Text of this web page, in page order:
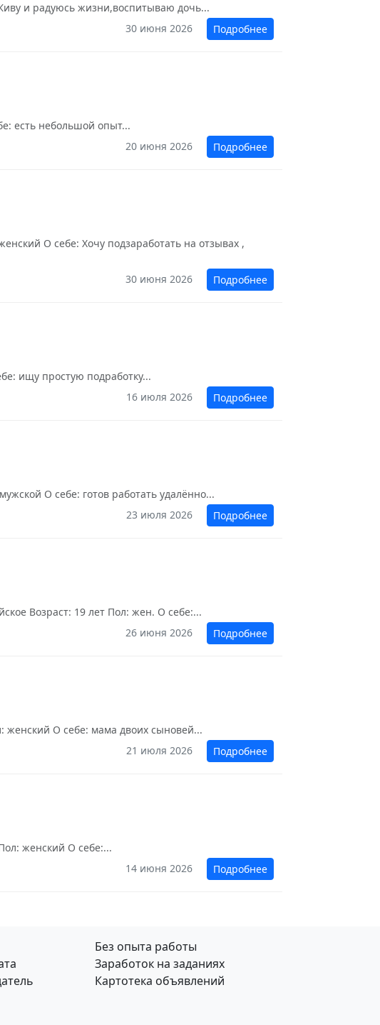
и радуюсь жизни,воспитываю дочь...
30 июня 2026
Подробнее
есть небольшой опыт...
20 июня 2026
Подробнее
О себе: Хочу подзаработать на отзывах ,
30 июня 2026
Подробнее
ищу простую подработку...
16 июля 2026
Подробнее
О себе: готов работать удалённо...
23 июля 2026
Подробнее
Возраст: 19 лет Пол: жен. О себе:...
26 июня 2026
Подробнее
женский О себе: мама двоих сыновей...
21 июля 2026
Подробнее
женский О себе:...
14 июня 2026
Подробнее
Без опыта работы
Заработок на заданиях
Картотека объявлений